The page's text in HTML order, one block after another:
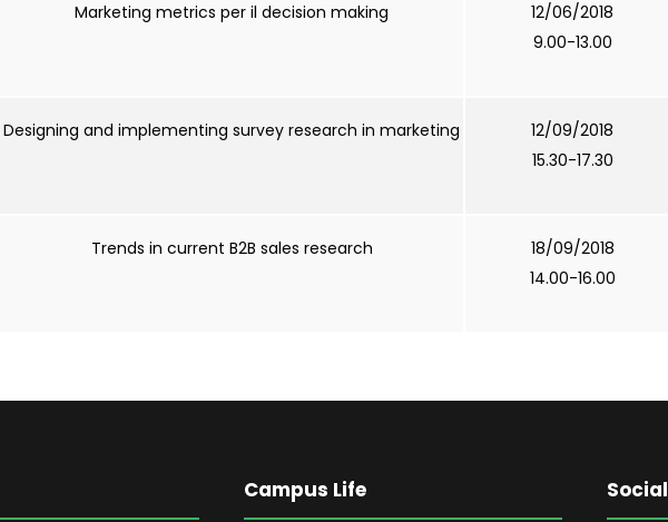
Marketing metrics per il decision making
12/06/2018
9.00-13.00
Designing and implementing survey research in marketing
12/09/2018
15.30-17.30
Trends in current B2B sales research
18/09/2018
14.00-16.00
Campus Life Social